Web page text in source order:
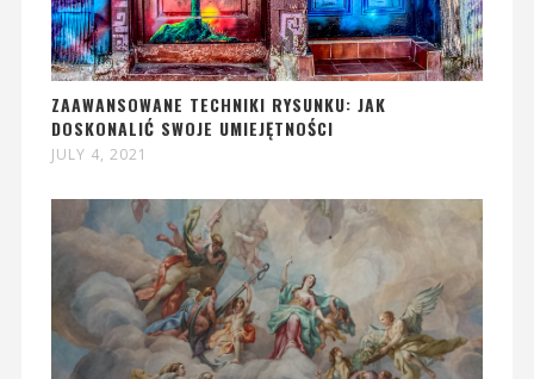
ZAAWANSOWANE TECHNIKI RYSUNKU: JAK
DOSKONALIĆ SWOJE UMIEJĘTNOŚCI
JULY 4, 2021